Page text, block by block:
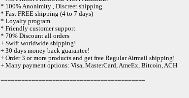
* 100% Anonimity , Discreet shipping
* Fast FREE shipping (4 to 7 days)
* Loyalty program
* Friendly customer support
* 70% Discount all orders
+ Swift worldwide shipping!
+ 30 days money back guarantee!
+ Order 3 or more products and get free Regular Airmail shipping!
+ Many payment options: Visa, MasterCard, AmeEx, Bitcoin, ACH
==========================================